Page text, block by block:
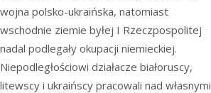
wojna polsko-ukraińska, natomiast
wschodnie ziemie byłej I Rzeczpospolitej
nadal podlegały okupacji niemieckiej.
Niepodległościowi działacze białoruscy,
litewscy i ukraińscy pracowali nad własnymi